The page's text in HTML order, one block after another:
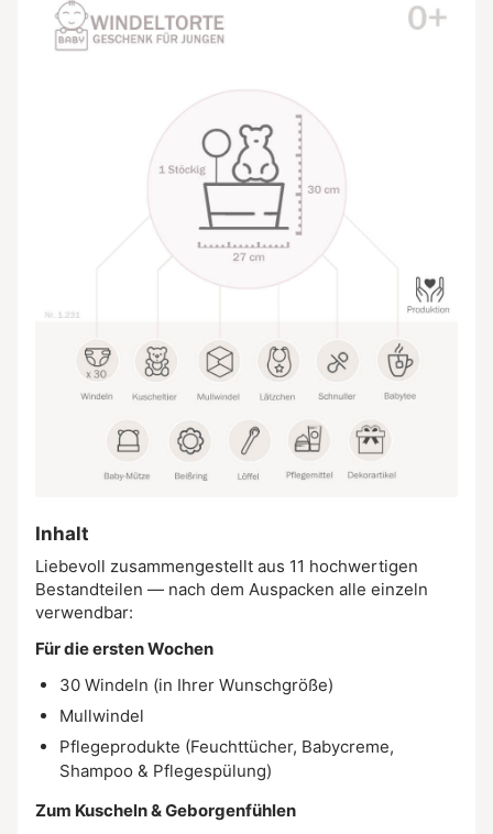
Inhalt
Liebevoll zusammengestellt aus 11 hochwertigen
Bestandteilen — nach dem Auspacken alle einzeln
verwendbar:
Für die ersten Wochen
30 Windeln (in Ihrer Wunschgröße)
Mullwindel
Pflegeprodukte (Feuchttücher, Babycreme,
Shampoo & Pflegespülung)
Zum Kuscheln & Geborgenfühlen